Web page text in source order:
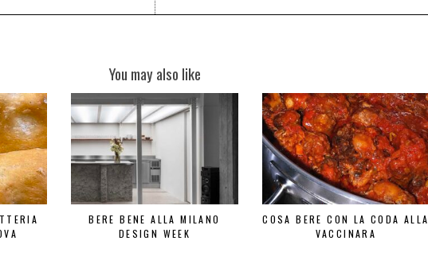
You may also like
BERE BENE ALLA MILANO
DESIGN WEEK
COSA BERE CON LA CODA ALLA
VACCINARA